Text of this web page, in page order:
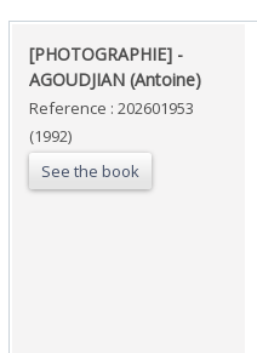
‎[PHOTOGRAPHIE] -
AGOUDJIAN (Antoine)‎
Reference : 202601953
(1992)
See the book